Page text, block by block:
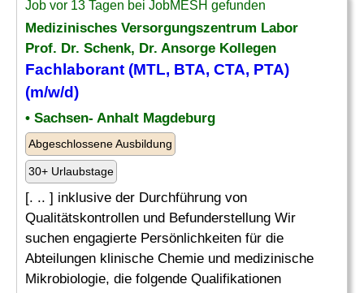
Job vor 13 Tagen bei JobMESH gefunden
Medizinisches Versorgungszentrum Labor
Prof. Dr. Schenk, Dr. Ansorge Kollegen
Fachlaborant (MTL, BTA, CTA, PTA)
(m/w/d)
• Sachsen- Anhalt Magdeburg
Abgeschlossene Ausbildung
30+ Urlaubstage
[. .. ] inklusive der Durchführung von
Qualitätskontrollen und Befunderstellung Wir
suchen engagierte Persönlichkeiten für die
Abteilungen klinische Chemie und medizinische
Mikrobiologie, die folgende Qualifikationen